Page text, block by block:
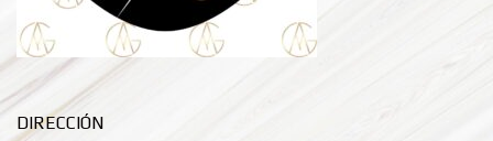
DIRECCIÓN